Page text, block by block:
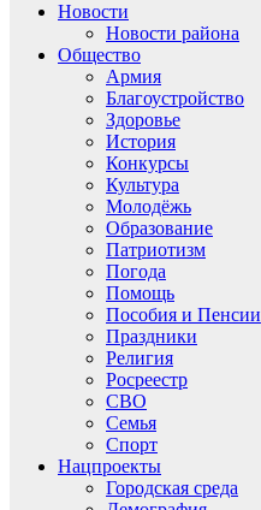
Новости
Новости района
Общество
Армия
Благоустройство
Здоровье
История
Конкурсы
Культура
Молодёжь
Образование
Патриотизм
Погода
Помощь
Пособия и Пенсии
Праздники
Религия
Росреестр
СВО
Семья
Спорт
Нацпроекты
Городская среда